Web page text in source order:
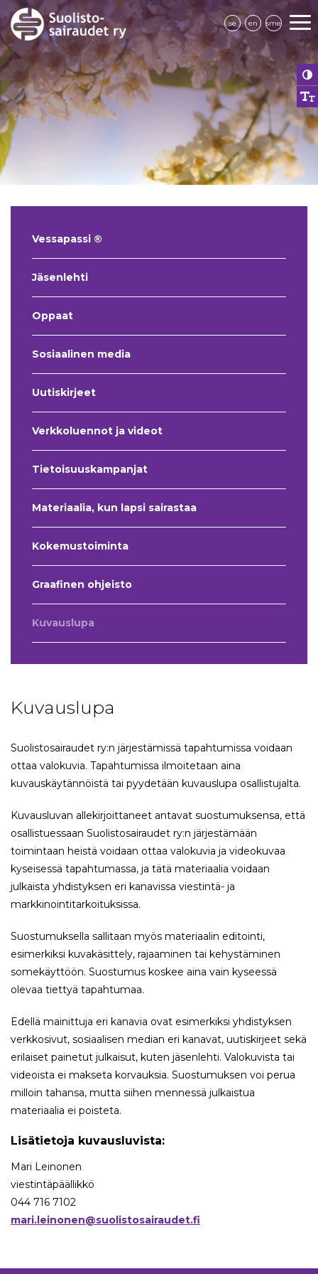
se en sme
Vessapassi ®
Jäsenlehti
Oppaat
Sosiaalinen media
Uutiskirjeet
Verkkoluennot ja videot
Tietoisuuskampanjat
Materiaalia, kun lapsi sairastaa
Kokemustoiminta
Graafinen ohjeisto
Kuvauslupa
Kuvauslupa
Suolistosairaudet ry:n järjestämissä tapahtumissa voidaan
ottaa valokuvia. Tapahtumissa ilmoitetaan aina
kuvauskäytännöistä tai pyydetään kuvauslupa osallistujalta.
Kuvausluvan allekirjoittaneet antavat suostumuksensa, että
osallistuessaan Suolistosairaudet ry:n järjestämään
toimintaan heistä voidaan ottaa valokuvia ja videokuvaa
kyseisessä tapahtumassa, ja tätä materiaalia voidaan
julkaista yhdistyksen eri kanavissa viestintä- ja
markkinointitarkoituksissa.
Suostumuksella sallitaan myös materiaalin editointi,
esimerkiksi kuvakäsittely, rajaaminen tai kehystäminen
somekäyttöön. Suostumus koskee aina vain kyseessä
olevaa tiettyä tapahtumaa.
Edellä mainittuja eri kanavia ovat esimerkiksi yhdistyksen
verkkosivut, sosiaalisen median eri kanavat, uutiskirjeet sekä
erilaiset painetut julkaisut, kuten jäsenlehti. Valokuvista tai
videoista ei makseta korvauksia. Suostumuksen voi perua
milloin tahansa, mutta siihen mennessä julkaistua
materiaalia ei poisteta.
Lisätietoja kuvausluvista:
Mari Leinonen
viestintäpäällikkö
044 716 7102
mari.leinonen@suolistosairaudet.fi